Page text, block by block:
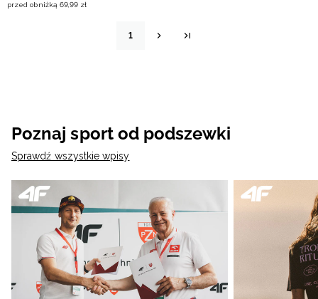
przed obniżką 69,99 zł
1
Poznaj sport od podszewki
Sprawdź wszystkie wpisy